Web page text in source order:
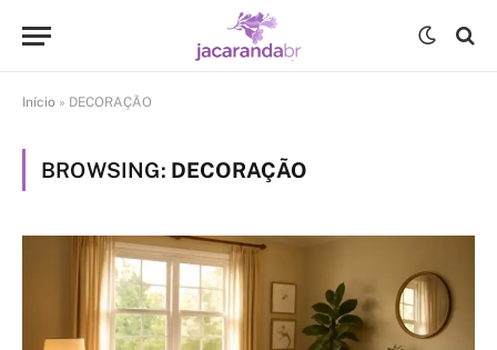
Início » DECORAÇÃO
BROWSING: DECORAÇÃO